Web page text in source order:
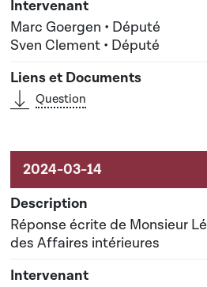
Marc Goergen • Député
Sven Clement • Député
Question
Réponse écrite de Monsieur
des Affaires intérieures